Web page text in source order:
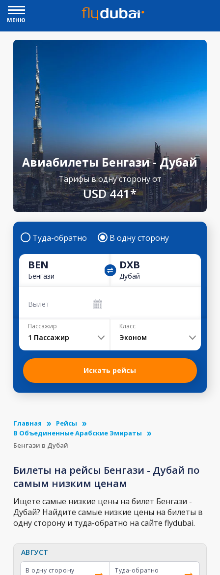
МЕНЮ
Авиабилеты Бенгази - Дубай
Тарифы в одну сторону от
USD 441*
Туда-обратно В одну сторону
BEN
Бенгази
DXB
Дубай
Вылет
Пассажир
1 Пассажир
Класс
Эконом
Искать рейсы
Главная
Рейсы
В Объединенные Арабские Эмираты
Бенгази в Дубай
Билеты на рейсы Бенгази - Дубай по
самым низким ценам
Ищете самые низкие цены на билет Бенгази -
Дубай? Найдите самые низкие цены на билеты в
одну сторону и туда-обратно на сайте flydubai.
АВГУСТ
В одну сторону
Туда-обратно